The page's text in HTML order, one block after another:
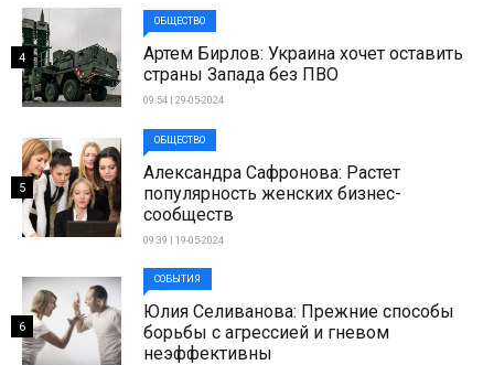
ОБЩЕСТВО
Артем Бирлов: Украина хочет оставить
страны Запада без ПВО
09:54 | 29-05-2024
4
ОБЩЕСТВО
Александра Сафронова: Растет
популярность женских бизнес-
сообществ
09:39 | 19-05-2024
5
СОБЫТИЯ
Юлия Селиванова: Прежние способы
борьбы с агрессией и гневом
неэффективны
6